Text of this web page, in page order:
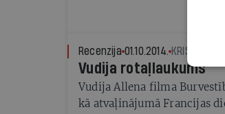
Recenzija 01.10.2014. KRISTĪNE
Vudija rotaļlaukums
Vudija Allena filma
kā atvaļinājumā Francijas